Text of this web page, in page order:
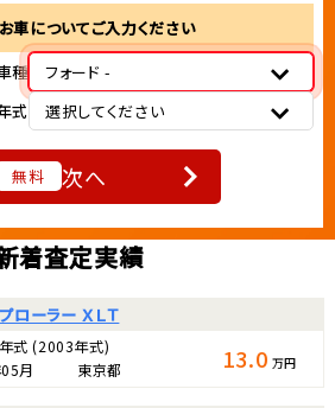
お車についてご入力ください
種
フォード -
式
選択してください
無料 次へ
着査定実績
ローラー ＸＬＴ
式(2003年式)
月 東京都 13.0 万円